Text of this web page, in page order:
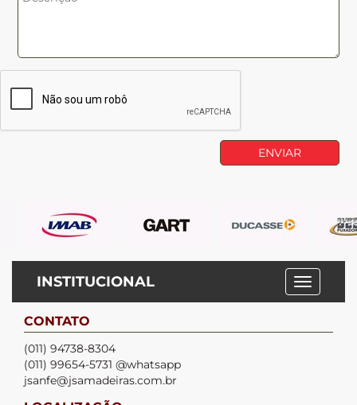
INSTITUCIONAL
CONTATO
(011) 94738-8304
(011) 99654-5731 @whatsapp
jsanfe@jsamadeiras.com.br